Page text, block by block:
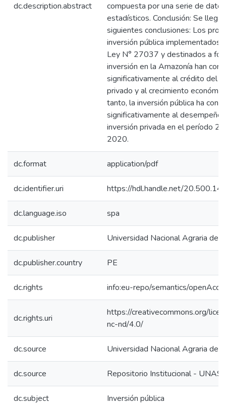
dc.description.abstract
compuesta por una serie de datos
estadísticos. Conclusión: Se llega
siguientes conclusiones: Los
inversión pública implementados
Ley N° 27037 y destinados a
inversión en la Amazonía han
significativamente al crédito del
privado y al crecimiento
tanto, la inversión pública ha
significativamente al desempeño
inversión privada en el período
2020.
dc.format application/pdf
dc.identifier.uri https://hdl.handle.net/
dc.language.iso spa
dc.publisher Universidad Nacional Agraria de
dc.publisher.country PE
dc.rights info:eu-repo/semantics/
dc.rights.uri
https://creativecommons.org/
nc-nd/4.0/
dc.source Universidad Nacional Agraria de
dc.source Repositorio Institucional - UNAS
dc.subject Inversión pública